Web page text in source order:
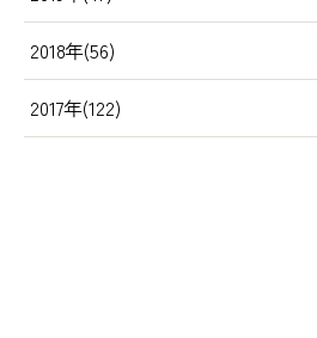
2018年(56)
2017年(122)